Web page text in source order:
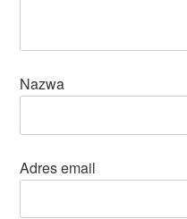
Nazwa
Adres email